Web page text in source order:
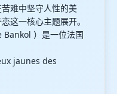
难中坚守人性的美
这一核心主题展开。
）是一位法国
jaunes des